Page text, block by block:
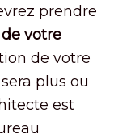
prendre
votre
de votre
plus ou
est